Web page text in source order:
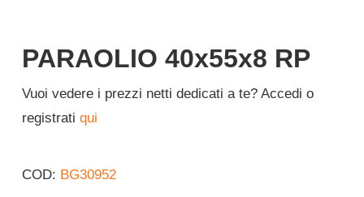
Registrati
Login
PARAOLIO 40x55x8 RP
Vuoi vedere i prezzi netti dedicati a te? Accedi o
registrati qui
COD: BG30952